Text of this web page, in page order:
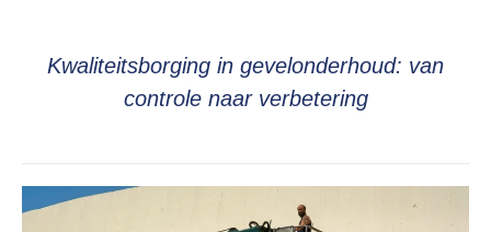
Kwaliteitsborging in gevelonderhoud: van
controle naar verbetering